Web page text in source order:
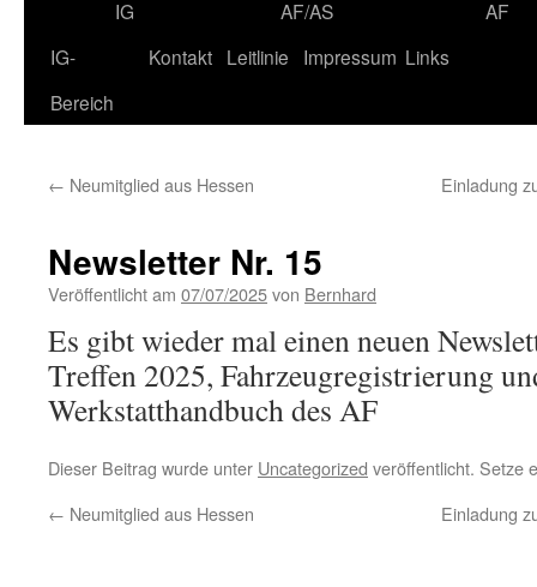
IG
AF/AS
AF
IG-
Bereich
Kontakt Leitlinie Impressum Links
← Neumitglied aus Hessen Einladung
Newsletter Nr. 15
Veröffentlicht am 07/07/2025von Bernhard
Es gibt wieder mal einen neuen
Treffen 2025, Fahrzeugregistrierung
Werkstatthandbuch des AF
Dieser Beitrag wurde unter Uncategorized veröffentlicht. Setze
← Neumitglied aus Hessen Einladung